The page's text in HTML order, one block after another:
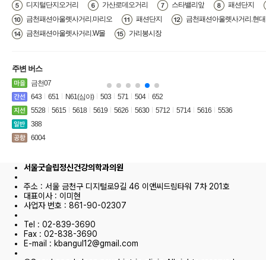
디지털단지오거리
가산로데오거리 스타밸리앞
패션단지
금천패션아울렛사거리.마리오
패션단지
금천패션아울렛사거리.현
금천패션아울렛사거리.W몰
가리봉시장
주변 버스
금천07
643
651 N61(심야) 503 571 504
652
5528
5615 5618 5619 5626 5630 5712 5714 5616
5536
388
6004
서울굿슬립정신건강의학과의원
주소 : 서울 금천구 디지털로9길 46 이앤씨드림타워 7차 201호
대표이사 : 이미현
사업자 번호 : 861-90-02307
Tel : 02-839-3690
Fax : 02-838-3690
E-mail : kbangul12@gmail.com